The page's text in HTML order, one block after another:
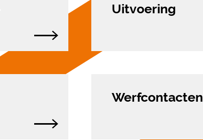
Uitvoering
Werfcontacten